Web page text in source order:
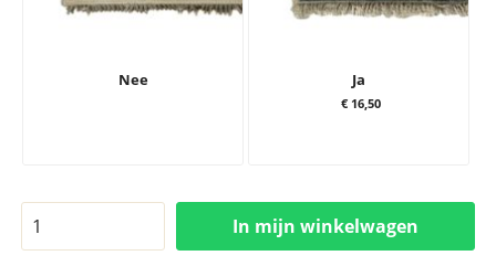
Nee Ja
€ 16,50
In mijn winkelwagen